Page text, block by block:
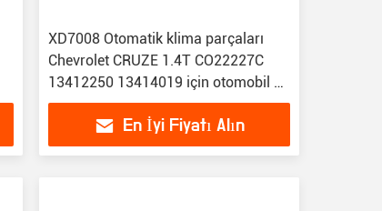
XD7008 Otomatik klima parçaları
Chevrolet CRUZE 1.4T CO22227C
13412250 13414019 için otomobil ac
kompresörü
En İyi Fiyatı Alın